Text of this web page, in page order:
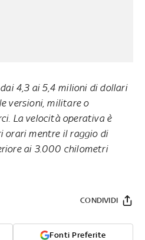
4,3 ai 5,4 milioni di dollari
versioni, militare o
La velocità operativa è
mentre il raggio di
ai 3.000 chilometri
Fonti Preferite
CONDIVIDI